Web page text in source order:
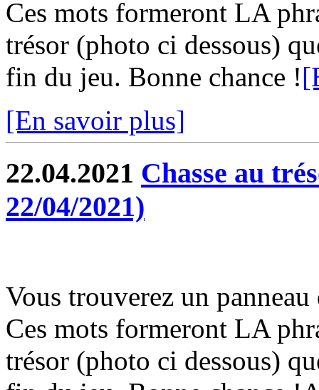
Ces mots formeront LA
trésor (photo ci dessous)
fin du jeu. Bonne chance !
[En savoir plus]
22.04.2021 Chasse au
22/04/2021)
Vous trouverez un
Ces mots formeront LA
trésor (photo ci dessous)